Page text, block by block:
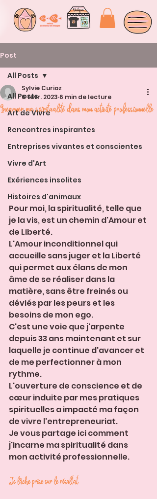
Post
All Posts
Art de Vivre
Rencontres inspirantes
Entreprises vivantes et conscientes
Vivre d'Art
Exériences insolites
Histoires d'animaux
All Posts
Incarner ma spiritualité dans mon activité professionnelle
Sylvie Curioz
6 févr. 2023 6 min de lecture
Pour moi, la spiritualité, telle que
je la vis, est un chemin d'Amour et
de Liberté.
L'Amour inconditionnel qui
accueille sans juger et la Liberté
qui permet aux élans de mon
âme de se réaliser dans la
matière, sans être freinés ou
déviés par les peurs et les
besoins de mon ego.
C'est une voie que j'arpente
depuis 33 ans maintenant et sur
laquelle je continue d'avancer et
de me perfectionner à mon
rythme.
L'ouverture de conscience et de
cœur induite par mes pratiques
spirituelles a impacté ma façon
de vivre l'entrepreneuriat.
Je vous partage ici comment
j'incarne ma spiritualité dans
mon activité professionnelle.
Je lâche prise sur le résultat